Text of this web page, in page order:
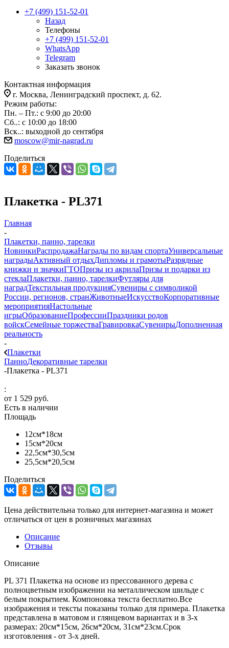
+7 (499) 151-52-01
Назад
Телефоны
+7 (499) 151-52-01
WhatsApp
Telegram
Заказать звонок
Контактная информация
г. Москва, Ленинградский проспект, д. 62.
Режим работы:
Пн. – Пт.: с 9:00 до 20:00
Сб..: с 10:00 до 18:00
Вск..: выходной до сентября
moscow@mir-nagrad.ru
Поделиться
Плакетка - PL371
Главная
-
Плакетки, панно, тарелки
НовинкиРаспродажаНаграды по видам спортаУниверсальные
наградыАктивный отдыхДипломы и грамотыРазрядные
книжки и значкиГТОПризы из акрилаПризы и подарки из
стеклаПлакетки, панно, тарелкиФутляры для
наградТекстильная продукцияСувениры с символикой
России, регионов, странЖивотныеИскусствоКорпоративные
мероприятияНастольные
игрыОбразованиеПрофессииПраздники родов
войскСемейные торжестваГравировкаСувенирыДополненная
реальность
-
Плакетки
ПанноДекоративные тарелки
-Плакетка - PL371
:
от 1 529 руб.
Есть в наличии
Площадь
12см*18см
15см*20см
22,5см*30,5см
25,5см*20,5см
Поделиться
Цена действительна только для интернет-магазина и может
отличаться от цен в розничных магазинах
Описание
Отзывы
Описание
PL 371 Плакетка на основе из прессованного дерева с
полноцветным изображении на металлическом шильде с
белым покрытием. Компоновка текста бесплатно.Все
изображения и тексты показаны только для примера. Плакетка
представлена в матовом и глянцевом вариантах и в 3-х
размерах: 20см*15см, 26см*20см, 31см*23см.Срок
изготовления - от 3-х дней.